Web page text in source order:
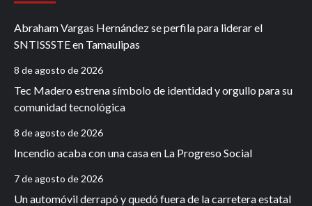
Abraham Vargas Hernández se perfila para liderar el
SNTISSSTE en Tamaulipas
8 de agosto de 2026
Tec Madero estrena símbolo de identidad y orgullo para su
comunidad tecnológica
8 de agosto de 2026
Incendio acaba con una casa en La Progreso Social
7 de agosto de 2026
Un automóvil derrapó y quedó fuera de la carretera estatal